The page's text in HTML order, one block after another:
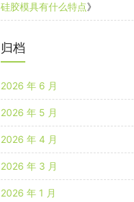
硅胶模具有什么特点》
归档
2026 年 6 月
2026 年 5 月
2026 年 4 月
2026 年 3 月
2026 年 1 月